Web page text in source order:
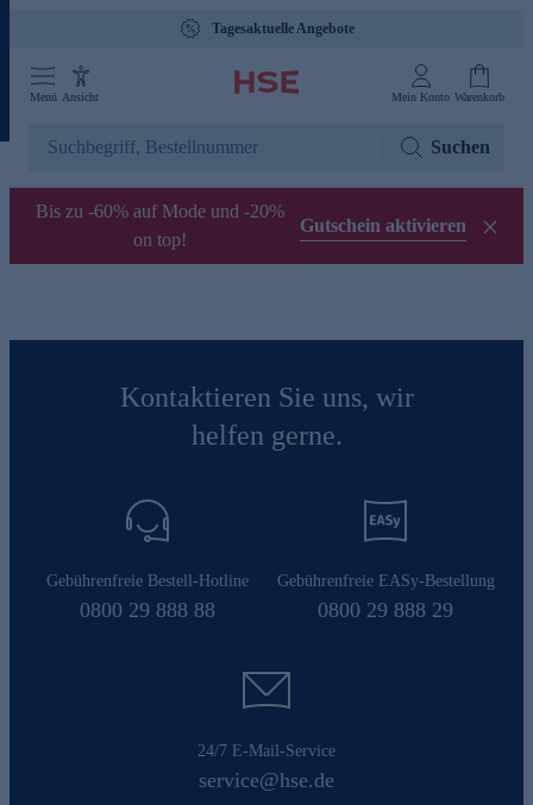
Tagesaktuelle Angebote
Menü Ansicht Mein Konto Warenkorb
Suchen
Bis zu -60% auf Mode und -20%
on top!
Gutschein aktivieren
Kontaktieren Sie uns, wir
helfen gerne.
Gebührenfreie Bestell-Hotline
0800 29 888 88
Gebührenfreie EASy-Bestellung
0800 29 888 29
24/7 E-Mail-Service
service@hse.de